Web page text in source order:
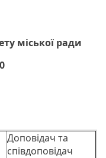
міської ради
Доповідач та
співдоповідач